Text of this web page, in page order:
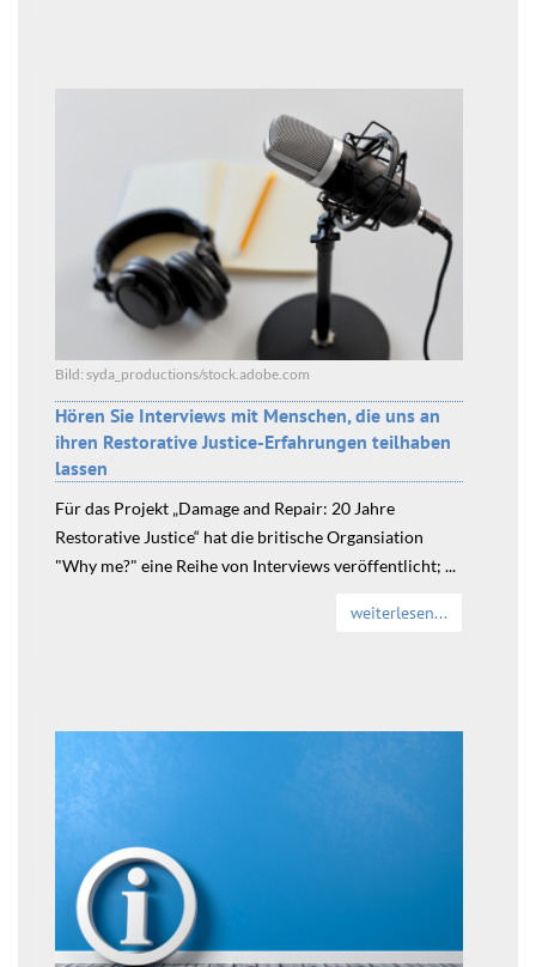
Bild: syda_productions/stock.adobe.com
Hören Sie Interviews mit Menschen, die uns an
ihren Restorative Justice-Erfahrungen teilhaben
lassen
Für das Projekt „Damage and Repair: 20 Jahre
Restorative Justice“ hat die britische Organsiation
"Why me?" eine Reihe von Interviews veröffentlicht; ...
weiterlesen...